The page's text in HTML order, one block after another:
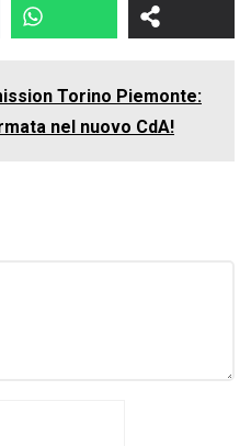
Torino Piemonte:
nel nuovo CdA!